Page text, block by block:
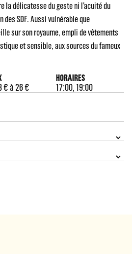
la délicatesse du geste ni l’acuité du
SDF. Aussi vulnérable que
sur son royaume, empli de vêtements
et sensible, aux sources du fameux
€ à 26 €
HORAIRES
17:00, 19:00